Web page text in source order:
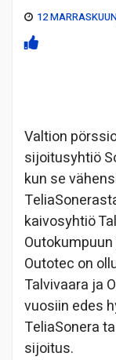
12
Valtion
sijoitusyhtiö
kun se
kaivosyhtiö
Outotec on
Talvivaara ja
vuosiin edes
TeliaSonera
sijoitus.